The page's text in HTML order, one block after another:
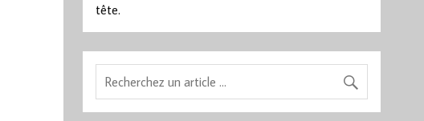
tête.